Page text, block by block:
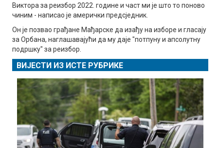
Виктора за реизбор 2022. године и част ми је што то поново
чиним - написао је амерички предсједник.
Он је позвао грађане Мађарске да изађу на изборе и гласају
за Орбана, наглашавајући да му даје "потпуну и апсолутну
подршку" за реизбор.
ВИЈЕСТИ ИЗ ИСТЕ РУБРИКЕ